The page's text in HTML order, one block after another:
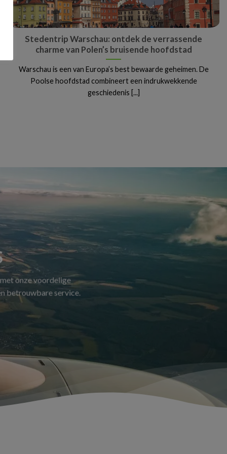
Stedentrip Warschau: ontdek de verrassende
charme van Polen’s bruisende hoofdstad
Warschau is een van Europa’s best bewaarde geheimen. De
Poolse hoofdstad combineert een indrukwekkende
geschiedenis [...]
onze voordelige
betrouwbare service.